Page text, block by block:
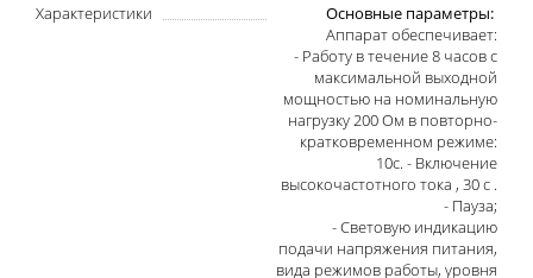
Характеристики
Основные параметры:
Аппарат обеспечивает:
- Работу в течение 8 часов с
максимальной выходной
мощностью на номинальную
нагрузку 200 Ом в повторно-
кратковременном режиме:
10с. - Включение
высокочастотного тока , 30 с .
- Пауза;
- Световую индикацию
подачи напряжения питания,
вида режимов работы, уровня